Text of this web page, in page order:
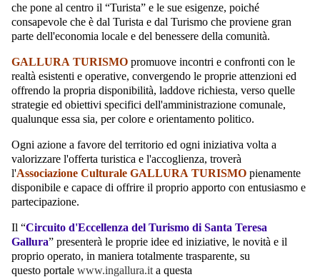
che pone al centro il “Turista” e le sue esigenze, poiché
consapevole che è dal Turista e dal Turismo che proviene gran
parte dell'economia locale e del benessere della comunità.
GALLURA TURISMO promuove incontri e confronti con le
realtà esistenti e operative, convergendo le proprie attenzioni ed
offrendo la propria disponibilità, laddove richiesta, verso quelle
strategie ed obiettivi specifici dell'amministrazione comunale,
qualunque essa sia, per colore e orientamento politico.
Ogni azione a favore del territorio ed ogni iniziativa volta a
valorizzare l'offerta turistica e l'accoglienza, troverà
l'Associazione Culturale GALLURA TURISMO pienamente
disponibile e capace di offrire il proprio apporto con entusiasmo e
partecipazione.
Il “Circuito d'Eccellenza del Turismo di Santa Teresa
Gallura” presenterà le proprie idee ed iniziative, le novità e il
proprio operato, in maniera totalmente trasparente, su
questo portale www.ingallura.it a questa